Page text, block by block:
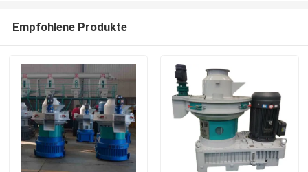
Empfohlene Produkte